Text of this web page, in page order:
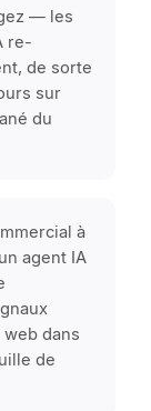
— les
re-
de sorte
sur
du
à
agent IA
dans
de